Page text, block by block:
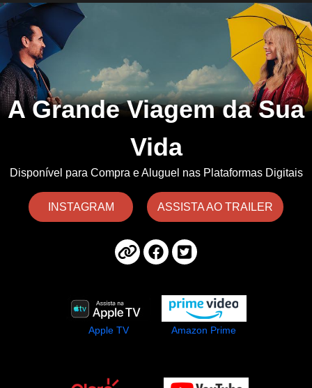
A Grande Viagem da Sua
Vida
Disponível para Compra e Aluguel nas Plataformas Digitais
INSTAGRAM ASSISTA AO TRAILER
Apple TV Amazon Prime